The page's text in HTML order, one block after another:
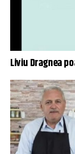
Liviu Dragnea